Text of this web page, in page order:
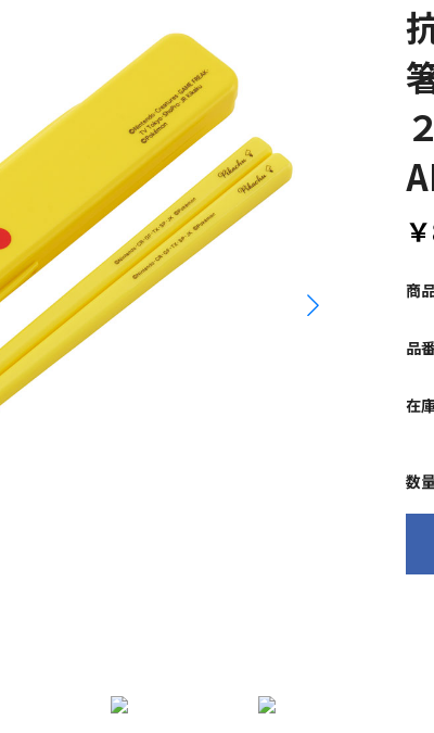
商
品
在
数